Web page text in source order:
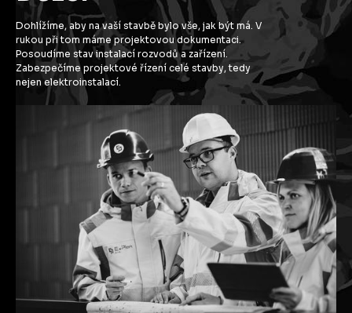
Dohlížíme, aby na vaší stavbě bylo vše, jak být má. V
rukou při tom máme projektovou dokumentaci.
Posoudíme stav instalací rozvodů a zařízení.
Zabezpečíme projektové řízení celé stavby, tedy
nejen elektroinstalací.